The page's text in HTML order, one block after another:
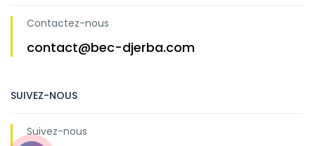
Contactez-nous
contact@bec-djerba.com
SUIVEZ-NOUS
Suivez-nous